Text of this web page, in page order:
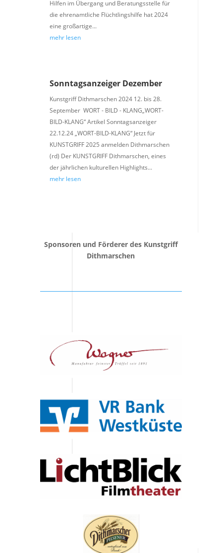
Hilfen im Übergang und Beratungsstelle für
die ehrenamtliche Flüchtlingshilfe hat 2024
eine großartige...
mehr lesen
Sonntagsanzeiger Dezember
Kunstgriff Dithmarschen 2024 12. bis 28.
September WORT - BILD - KLANG„WORT-
BILD-KLANG“ Artikel Sonntagsanzeiger
22.12.24 „WORT-BILD-KLANG“ Jetzt für
KUNSTGRIFF 2025 anmelden Dithmarschen
(rd) Der KUNSTGRIFF Dithmarschen, eines
der jährlichen kulturellen Highlights...
mehr lesen
Sponsoren und Förderer des Kunstgriff
Dithmarschen